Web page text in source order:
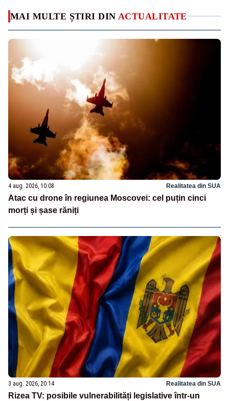
MAI MULTE ȘTIRI DIN ACTUALITATE
4 aug. 2026, 10:08 Realitatea din SUA
Atac cu drone în regiunea Moscovei: cel puțin cinci
morți și șase răniți
3 aug. 2026, 20:14 Realitatea din SUA
Rizea TV: posibile vulnerabilități legislative într-un